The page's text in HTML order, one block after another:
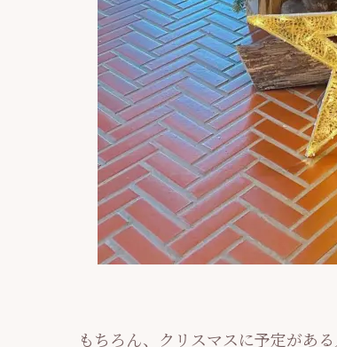
もちろん、クリスマスに予定があ